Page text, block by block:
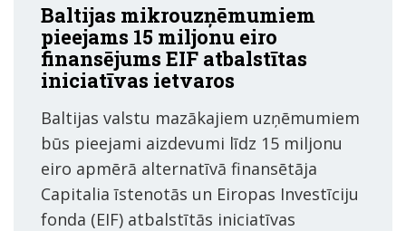
Baltijas mikrouzņēmumiem
pieejams 15 miljonu eiro
finansējums EIF atbalstītas
iniciatīvas ietvaros
Baltijas valstu mazākajiem uzņēmumiem
būs pieejami aizdevumi līdz 15 miljonu
eiro apmērā alternatīvā finansētāja
Capitalia īstenotās un Eiropas Investīciju
fonda (EIF) atbalstītās iniciatīvas